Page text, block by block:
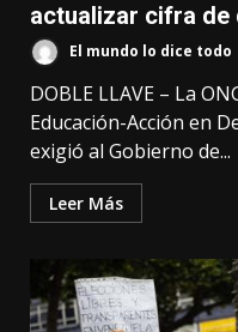
actualizar cifra de
El mundo lo dice todo
DOBLE LLAVE – La
Educación-Acción en
exigió al Gobierno de...
Leer Más